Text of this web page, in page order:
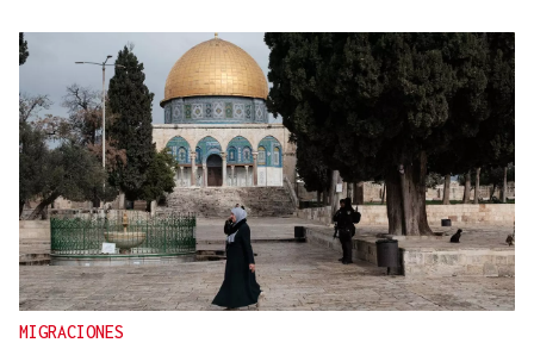
MIGRACIONES